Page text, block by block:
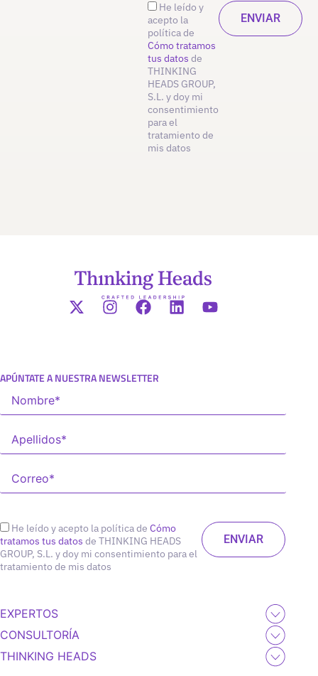
He leído y
acepto la
política de
Cómo tratamos
tus datos de
THINKING
HEADS GROUP,
S.L. y doy mi
consentimiento
para el
tratamiento de
mis datos
APÚNTATE A NUESTRA NEWSLETTER
He leído y acepto la política de Cómo
tratamos tus datos de THINKING HEADS
GROUP, S.L. y doy mi consentimiento para el
tratamiento de mis datos
EXPERTOS
CONSULTORÍA
THINKING HEADS